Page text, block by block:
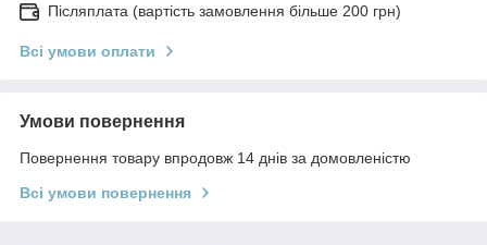
Післяплата (вартість замовлення більше 200 грн)
Всі умови оплати
Умови повернення
Повернення товару впродовж 14 днів за домовленістю
Всі умови повернення